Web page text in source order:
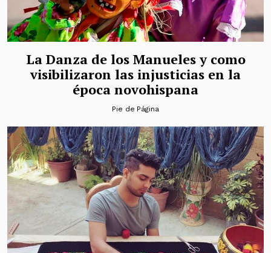
La Danza de los Manueles y como
visibilizaron las injusticias en la
época novohispana
Pie de Página